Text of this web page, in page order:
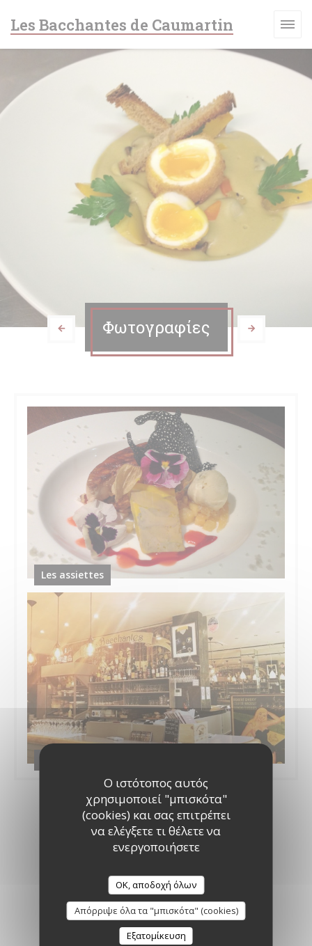
Ο ιστότοπος αυτός
χρησιμοποιεί "μπισκότα"
(cookies) και σας επιτρέπει
να ελέγξετε τι θέλετε να
ενεργοποιήσετε
OK, αποδοχή όλων
Απόρριψε όλα τα "μπισκότα" (cookies)
Εξατομίκευση
Les Bacchantes de Caumartin
Φωτογραφίες
Les assiettes
Εικονική περιήγηση